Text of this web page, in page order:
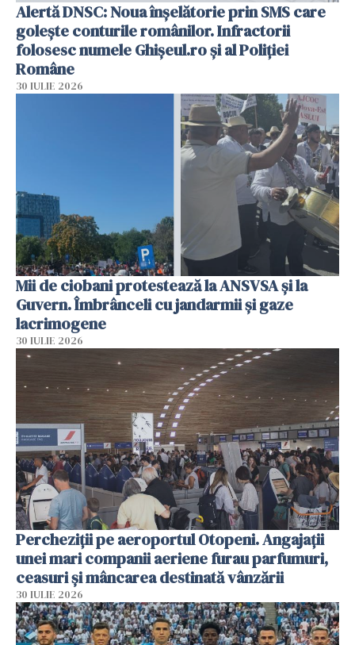
Alertă DNSC: Noua înșelătorie prin SMS care
golește conturile românilor. Infractorii
folosesc numele Ghișeul.ro și al Poliției
Române
30 IULIE 2026
Mii de ciobani protestează la ANSVSA și la
Guvern. Îmbrânceli cu jandarmii și gaze
lacrimogene
30 IULIE 2026
Percheziții pe aeroportul Otopeni. Angajații
unei mari companii aeriene furau parfumuri,
ceasuri și mâncarea destinată vânzării
30 IULIE 2026